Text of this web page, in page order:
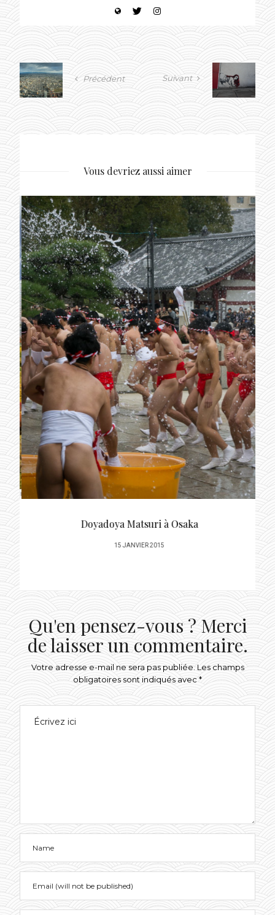
Précédent Suivant
Vous devriez aussi aimer
Doyadoya Matsuri à Osaka
POSTED
15 JANVIER 2015
Qu'en pensez-vous ? Merci
de laisser un commentaire.
Votre adresse e-mail ne sera pas publiée. Les champs
obligatoires sont indiqués avec*